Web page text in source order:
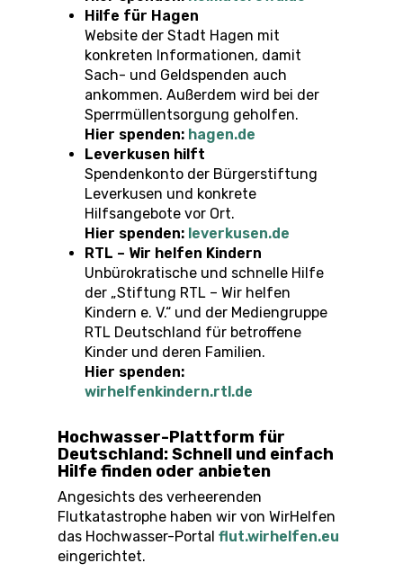
Hilfe für Hagen
Website der Stadt Hagen mit
konkreten Informationen, damit
Sach- und Geldspenden auch
ankommen. Außerdem wird bei der
Sperrmüllentsorgung geholfen.
Hier spenden: hagen.de
Leverkusen hilft
Spendenkonto der Bürgerstiftung
Leverkusen und konkrete
Hilfsangebote vor Ort.
Hier spenden: leverkusen.de
RTL – Wir helfen Kindern
Unbürokratische und schnelle Hilfe
der „Stiftung RTL – Wir helfen
Kindern e. V.“ und der Mediengruppe
RTL Deutschland für betroffene
Kinder und deren Familien.
Hier spenden:
wirhelfenkindern.rtl.de
Hochwasser-Plattform für
Deutschland: Schnell und einfach
Hilfe finden oder anbieten
Angesichts des verheerenden
Flutkatastrophe haben wir von WirHelfen
das Hochwasser-Portalflut.wirhelfen.eu
eingerichtet.